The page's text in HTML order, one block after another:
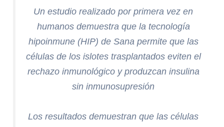
Un estudio realizado por primera vez en
humanos demuestra que la tecnología
hipoinmune (HIP) de Sana permite que las
células de los islotes trasplantados eviten el
rechazo inmunológico y produzcan insulina
sin inmunosupresión
Los resultados demuestran que las células